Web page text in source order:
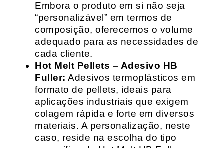
Embora o produto em si não seja
“personalizável” em termos de
composição, oferecemos o volume
adequado para as necessidades de
cada cliente.
Hot Melt Pellets – Adesivo HB
Fuller: Adesivos termoplásticos em
formato de pellets, ideais para
aplicações industriais que exigem
colagem rápida e forte em diversos
materiais. A personalização, neste
caso, reside na escolha do tipo